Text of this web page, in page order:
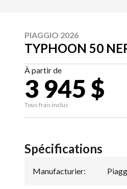
PIAGGIO 2026
TYPHOON 50
À partir de
3 945 $
Tous frais inclus
Spécifications
Manufacturier: